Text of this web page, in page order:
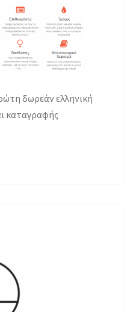
δωρεάν ελληνική
καταγραφής